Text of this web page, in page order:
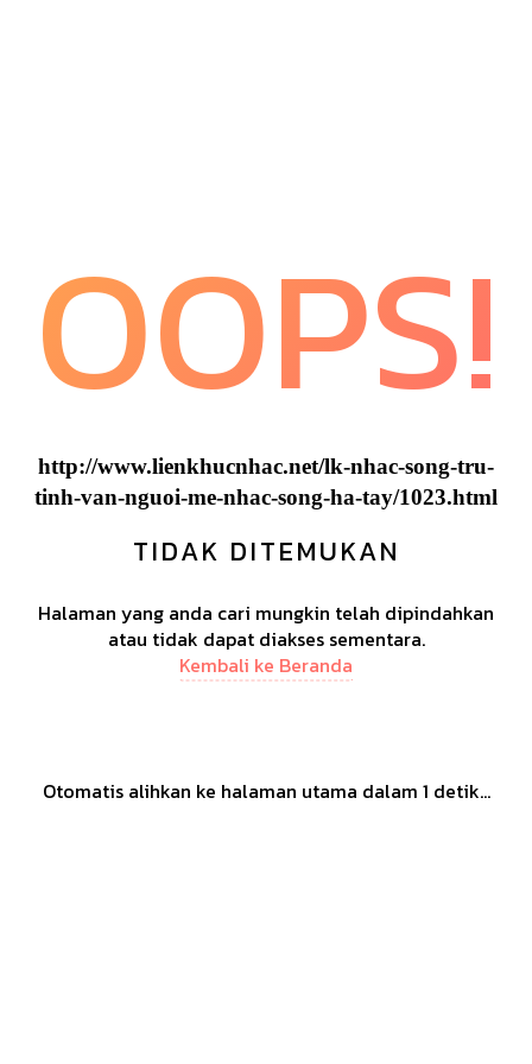
OOPS!
http://www.lienkhucnhac.net/lk-nhac-song-tru-
tinh-van-nguoi-me-nhac-song-ha-tay/1023.html
TIDAK DITEMUKAN
Halaman yang anda cari mungkin telah dipindahkan
atau tidak dapat diakses sementara.
Kembali ke Beranda
Otomatis alihkan ke halaman utama dalam 1 detik...